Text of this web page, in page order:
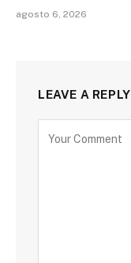
agosto 6, 2026
LEAVE A REPLY